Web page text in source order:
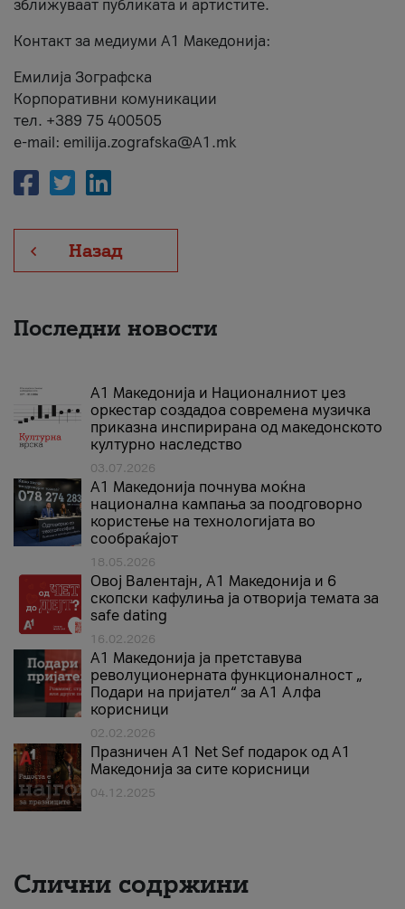
зближуваат публиката и артистите.
Контакт за медиуми А1 Македонија:
Емилија Зографска
Корпоративни комуникации
тел. +389 75 400505
e-mail: emilija.zografska@A1.mk
Назад
Последни новости
А1 Македонија и Националниот џез
оркестар создадоа современа музичка
приказна инспирирана од македонското
културно наследство
03.07.2026
A1 Македонија почнува моќна
национална кампања за поодговорно
користење на технологијата во
сообраќајот
18.05.2026
Овој Валентајн, A1 Македонија и 6
скопски кафулиња ја отворија темата за
safe dating
16.02.2026
А1 Македонија ја претставува
револуционерната функционалност „
Подари на пријател“ за А1 Алфа
корисници
02.02.2026
Празничен A1 Net Sеf подарок од А1
Македонија за сите корисници
04.12.2025
Слични содржини